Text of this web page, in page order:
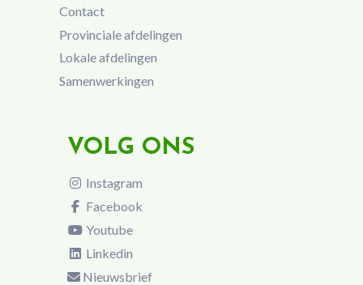
Contact
Provinciale afdelingen
Lokale afdelingen
Samenwerkingen
VOLG ONS
Instagram
Facebook
Youtube
Linkedin
Nieuwsbrief